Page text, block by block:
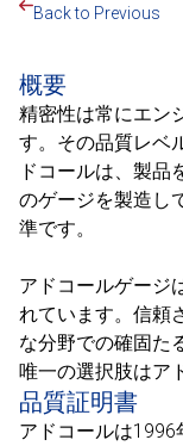
Back to Previous
概要
精密性は常にエン
す。その品質レベ
ドコールは、製品
のゲージを製造し
準です。
アドコールゲージ
れています。信頼
な分野での確固た
唯一の選択肢はア
品質証明書
アドコールは1996